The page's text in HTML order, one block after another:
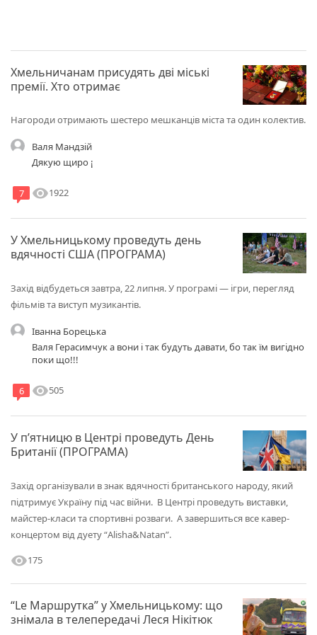
Хмельничанам присудять дві міські
премії. Хто отримає
Нагороди отримають шестеро мешканців міста та один колектив.
Валя Мандзій
Дякую щиро ¡
7 visibility1922
У Хмельницькому проведуть день
вдячності США (ПРОГРАМА)
Захід відбудеться завтра, 22 липня. У програмі — ігри, перегляд
фільмів та виступ музикантів.
Іванна Борецька
Валя Герасимчук а вони і так будуть давати, бо так їм вигідно
поки що!!!
6 visibility505
У п’ятницю в Центрі проведуть День
Британії (ПРОГРАМА)
Захід організували в знак вдячності британського народу, який
підтримує Україну під час війни. В Центрі проведуть виставки,
майстер-класи та спортивні розваги. А завершиться все кавер-
концертом від дуету “Alisha&Natan”.
visibility175
“Le Маршрутка” у Хмельницькому: що
знімала в телепередачі Леся Нікітюк